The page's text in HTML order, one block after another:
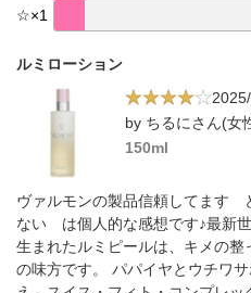
☆×1
ルミローション
by ちるにさん(女
150ml
ヴァルモンの製品信頼してます
ない は個人的な感想です♪最新
生まれたルミピールは、キメの
の味方です。 パパイヤとウチワ